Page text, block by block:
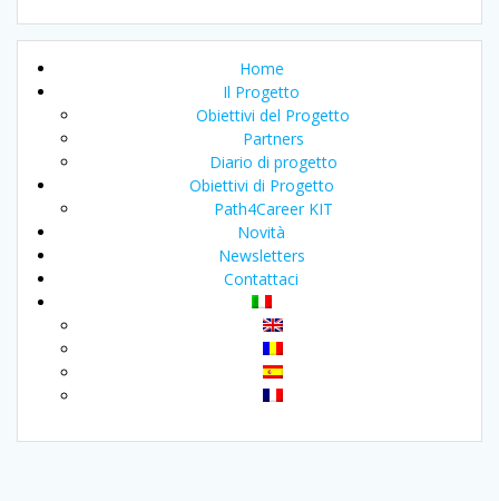
Home
Il Progetto
Obiettivi del Progetto
Partners
Diario di progetto
Obiettivi di Progetto
Path4Career KIT
Novità
Newsletters
Contattaci